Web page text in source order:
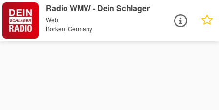
Radio WMW - Dein Schlager
Web
Borken, Germany